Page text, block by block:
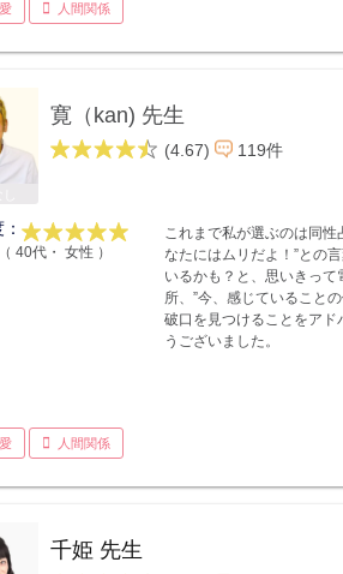
人間関係
寛（kan) 先生
(4.67) 119件
40代・ 女性 ）
これまで私が選ぶのは同性
なたにはムリだよ！”との
いるかも？と、思いきっ
所、”今、感じていること
破口を見つけることをアド
うございました。
人間関係
千姫 先生